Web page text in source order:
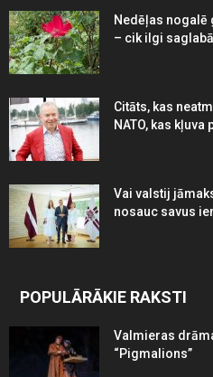
Nedēļas nogalē
– cik ilgi
Citāts, kas
NATO, kas kļuva
Vai valstij
nosauc savus
POPULĀRĀKIE RAKSTI
Valmieras
“Pigmalions”